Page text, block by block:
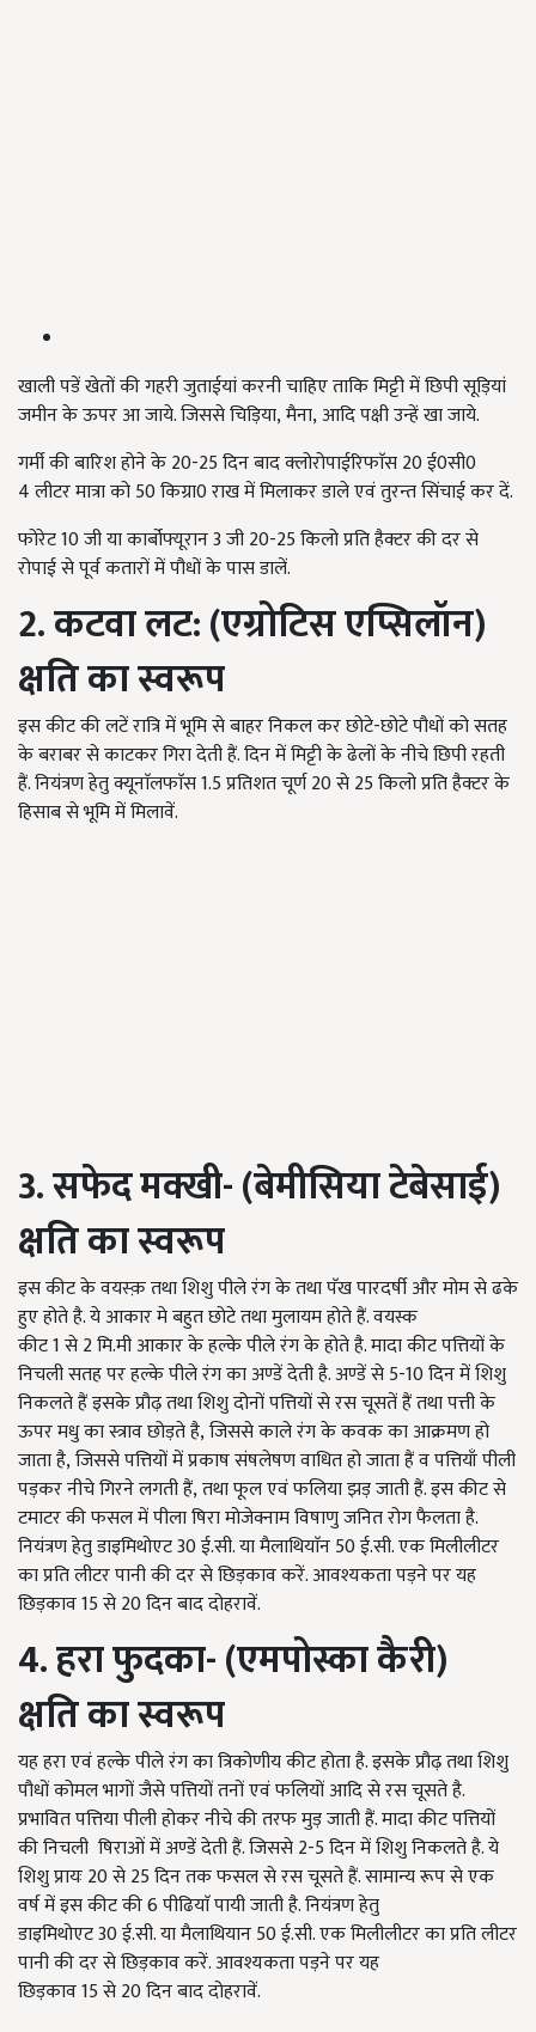
खाली पडें खेतों की गहरी जुताईयां करनी चाहिए ताकि मिट्टी में छिपी सूड़ियां
जमीन के ऊपर आ जाये. जिससे चिड़िया,मैना,आदि पक्षी उन्हें खा जाये.
गर्मी की बारिश होने के20-25दिन बाद क्लोरोपाईरिफाॅस20ई0सी0
4लीटर मात्रा को50किग्रा0राख में मिलाकर डाले एवं तुरन्त सिंचाई कर दें.
फोरेट10जी या कार्बोफ्यूरान3जी20-25किलो प्रति हैक्टर की दर से
रोपाई से पूर्व कतारों में पौधों के पास डालें.
2. कटवा लट: (एग्रोटिस एप्सिलॉन)
क्षति का स्वरूप
इस कीट की लटें रात्रि में भूमि से बाहर निकल कर छोटे-छोटे पौधों को सतह
के बराबर से काटकर गिरा देती हैं. दिन में मिट्टी के ढेलों के नीचे छिपी रहती
हैं. नियंत्रण हेतु क्यूनाॅलफाॅस1.5प्रतिशत चूर्ण20से25किलो प्रति हैक्टर के
हिसाब से भूमि में मिलावें.
3. सफेद मक्खी- (बेमीसिया टेबेसाई)
क्षति का स्वरूप
इस कीट के वयस्क़ तथा शिशु पीले रंग के तथा पॅख पारदर्षी और मोम से ढके
हुए होते है. ये आकार मे बहुत छोटे तथा मुलायम होते हैं. वयस्क
कीट1से2मि.मी आकार के हल्के पीले रंग के होते है. मादा कीट पत्तियों के
निचली सतह पर हल्के पीले रंग का अण्डें देती है. अण्डें से5-10दिन में शिशु
निकलते हैं इसके प्रौढ़ तथा शिशु दोनों पत्तियों से रस चूसतें हैं तथा पत्ती के
ऊपर मधु का स्त्राव छोड़ते है,जिससे काले रंग के कवक का आक्रमण हो
जाता है,जिससे पत्तियों में प्रकाष संषलेषण वाधित हो जाता हैं व पत्तियाँ पीली
पड़कर नीचे गिरने लगती हैं,तथा फूल एवं फलिया झड़ जाती हैं. इस कीट से
टमाटर की फसल में पीला षिरा मोजेक्नाम विषाणु जनित रोग फैलता है.
नियंत्रण हेतु डाइमिथोएट30ई.सी. या मैलाथियाॅन50ई.सी. एक मिलीलीटर
का प्रति लीटर पानी की दर से छिड़काव करें. आवश्यकता पड़ने पर यह
छिड़काव15से20दिन बाद दोहरावें.
4. हरा फुदका- (एमपोस्का कैरी)
क्षति का स्वरूप
यह हरा एवं हल्के पीले रंग का त्रिकोणीय कीट होता है. इसके प्रौढ़ तथा शिशु
पौधों कोमल भागों जैसे पत्तियों तनों एवं फलियों आदि से रस चूसते है.
प्रभावित पत्तिया पीली होकर नीचे की तरफ मुड़ जाती हैं. मादा कीट पत्तियों
की निचली षिराओं में अण्डें देती हैं. जिससे2-5दिन में शिशु निकलते है. ये
शिशु प्रायः20से25दिन तक फसल से रस चूसते हैं. सामान्य रूप से एक
वर्ष में इस कीट की6पीढियाॅ पायी जाती है. नियंत्रण हेतु
डाइमिथोएट30ई.सी. या मैलाथियान50ई.सी. एक मिलीलीटर का प्रति लीटर
पानी की दर से छिड़काव करें. आवश्यकता पड़ने पर यह
छिड़काव15से20दिन बाद दोहरावें.